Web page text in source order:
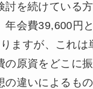
討を続けている
年会費39,600円
ますが、これは
の原資をどこに
の違いによるも